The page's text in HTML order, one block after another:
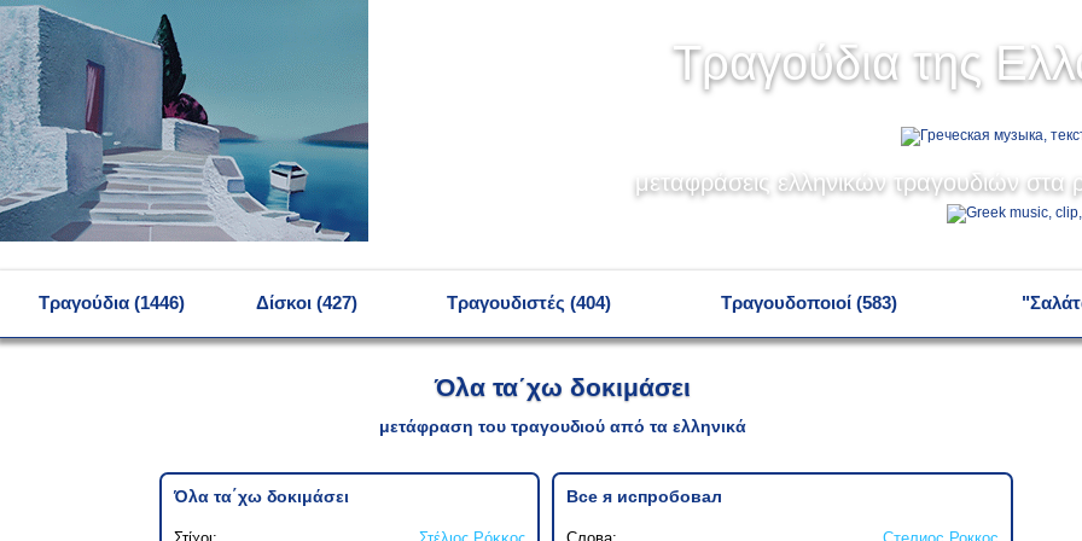
Τραγούδια της
μεταφράσεις ελληνικών τραγουδιών στα
Τραγούδια (1446) Δίσκοι (427) Τραγουδιστές (404) Τραγουδοποιοί (583)
Όλα τα΄χω δοκιμάσει
μετάφραση του τραγουδιού από τα ελληνικά
Όλα τα΄χω δοκιμάσει Все я испробовал